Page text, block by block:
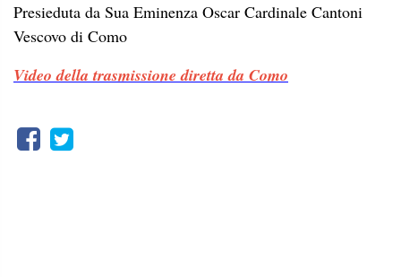
Presieduta da Sua Eminenza Oscar Cardinale Cantoni
Vescovo di Como
Video della trasmissione diretta da Como